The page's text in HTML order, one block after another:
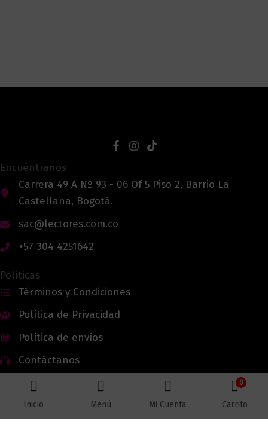
Encuéntranos
Carrera 49 A Nº 93 - 06 Of 5 Piso 2, Barrio La
Castellana, Bogotá.
sac@lectores.com.co
+57 304 4251642
Políticas
Términos y Condiciones
Política de Privacidad
Política de envíos
Contáctanos
Todos los derechos reservados © 2026 Lectores.co |
Inicio Menú Mi Cuenta
0
Carrito